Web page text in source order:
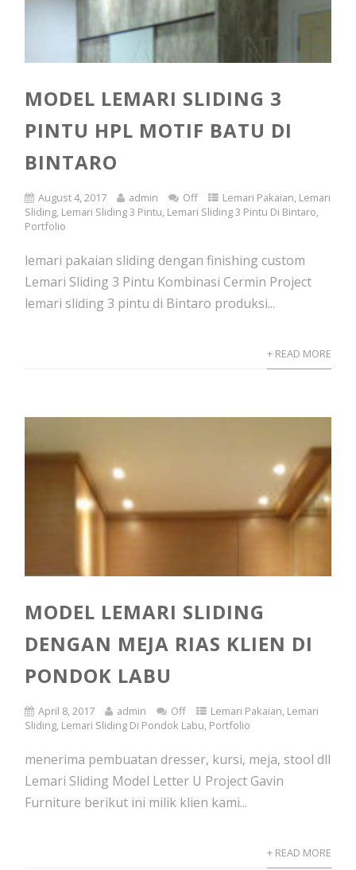
MODEL LEMARI SLIDING 3
PINTU HPL MOTIF BATU DI
BINTARO
August 4, 2017 admin Off Lemari Pakaian, Lemari
Sliding, Lemari Sliding 3 Pintu, Lemari Sliding 3 Pintu Di Bintaro,
Portfolio
lemari pakaian sliding dengan finishing custom
Lemari Sliding 3 Pintu Kombinasi Cermin Project
lemari sliding 3 pintu di Bintaro produksi...
+ READ MORE
MODEL LEMARI SLIDING
DENGAN MEJA RIAS KLIEN DI
PONDOK LABU
April 8, 2017 admin Off Lemari Pakaian, Lemari
Sliding, Lemari Sliding Di Pondok Labu, Portfolio
menerima pembuatan dresser, kursi, meja, stool dll
Lemari Sliding Model Letter U Project Gavin
Furniture berikut ini milik klien kami...
+ READ MORE